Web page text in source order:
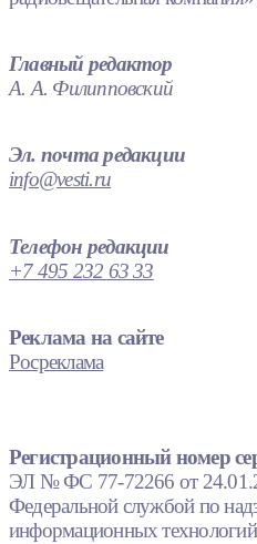
Главный редактор
А. А. Филипповский
Эл. почта редакции
info@vesti.ru
Телефон редакции
+7 495 232 63 33
Реклама на сайте
Росреклама
Регистрационный номер
ЭЛ № ФС 77-72266 от
Федеральной службой по
информационных